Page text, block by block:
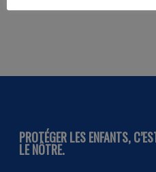
PROTÉGER LES ENFANTS,
LE NÔTRE.